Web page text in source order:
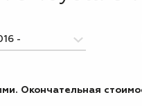
Окончательная